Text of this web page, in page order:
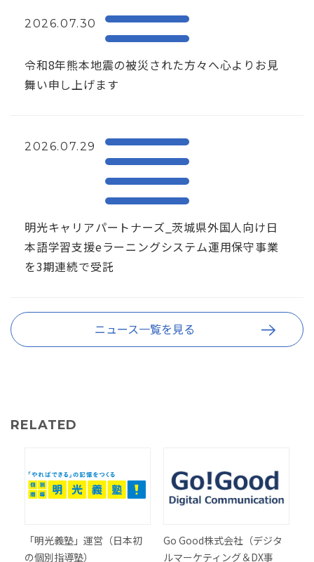
2026.07.30
令和8年熊本地震の被災された方々へ心よりお見
舞い申し上げます
2026.07.29
明光キャリアパートナーズ_茨城県外国人向け日
本語学習支援eラーニングシステム運用保守事業
を3期連続で受託
ニュース一覧を見る
RELATED
「明光義塾」運営（日本初
の個別指導塾）
Go Good株式会社（デジタ
ルマーケティング＆DX事